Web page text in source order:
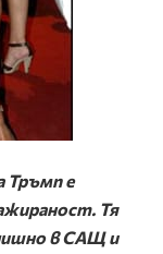
Тръмп е
Тя
в САЩ и